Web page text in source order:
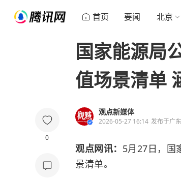
首页 要闻 北京
0
国家能源局
值场景清单
观点新媒体
2026-05-27 16:14 发布于广东
观点网讯： 5月27日，国
景清单。